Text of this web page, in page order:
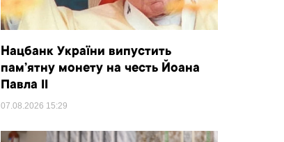
Нацбанк України випустить
пам’ятну монету на честь Йоана
Павла II
07.08.2026 15:29